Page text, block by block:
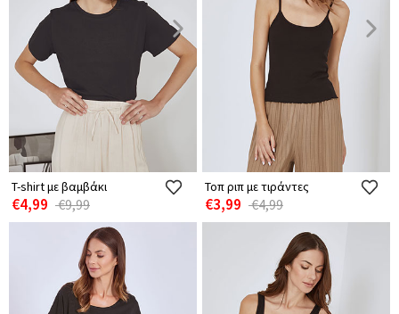
T-shirt με βαμβάκι
€4,99 €9,99
Τοπ ριπ με τιράντες
€3,99 €4,99